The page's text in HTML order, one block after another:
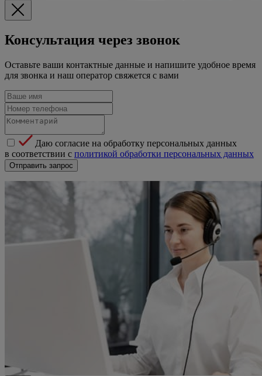
Консультация через звонок
Оставьте ваши контактные данные и напишите удобное время
для звонка и наш оператор свяжется с вами
Даю согласие на обработку персональных данных
в соответствии с политикой обработки персональных данных
Отправить запрос